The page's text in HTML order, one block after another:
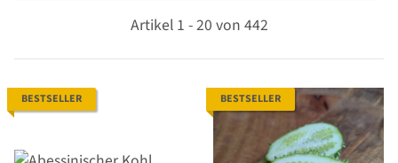
Artikel 1 - 20 von 442
BESTSELLER BESTSELLER